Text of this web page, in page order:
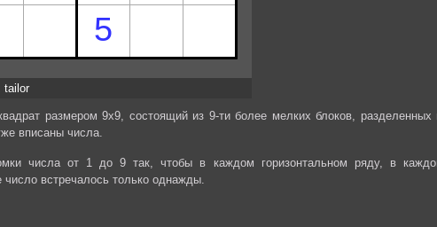
tailor
размером 9х9, состоящий из 9-ти более мелких блоков, разделенных
вписаны числа.
числа от 1 до 9 так, чтобы в каждом горизонтальном ряду, в
число встречалось только однажды.